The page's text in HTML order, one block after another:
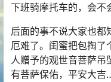
下班骑摩托车的，会
后面的事不说大家也都
厄难了。闺蜜把包掏了
人赠予的观世音菩萨吊
有菩萨保佑，平安大